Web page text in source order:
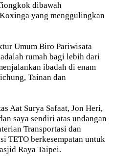
dibawah
yang menggulingkan
Umum Biro Pariwisata
rumah bagi lebih dari
ibadah di enam
Tainan dan
Aat Surya Safaat, Jon Heri,
saya sendiri atas undangan
Transportasi dan
TETO berkesempatan untuk
Raya Taipei.